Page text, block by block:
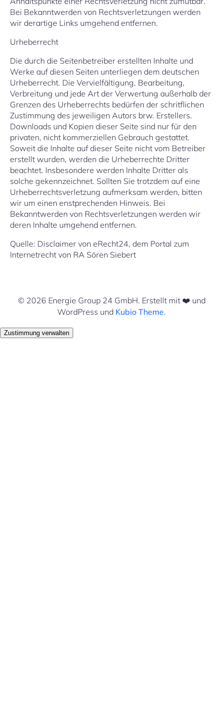
Bei Bekanntwerden von Rechtsverletzungen werden
wir derartige Links umgehend entfernen.
Urheberrecht
Die durch die Seitenbetreiber erstellten Inhalte und
Werke auf diesen Seiten unterliegen dem deutschen
Urheberrecht. Die Vervielfältigung, Bearbeitung,
Verbreitung und jede Art der Verwertung außerhalb der
Grenzen des Urheberrechts bedürfen der schritflichen
Zustimmung des jeweiligen Autors brw. Erstellers.
Downloads und Kopien dieser Seite sind nur für den
privaten, nicht kommerziellen Gebrauch gestattet.
Soweit die Inhalte auf dieser Seite nicht vom Betreiber
erstellt wurden, werden die Urheberrechte Dritter
beachtet. Insbesondere werden Inhalte Dritter als
solche gekennzeichnet. Sollten Sie trotzdem auf eine
Urheberrechtsverletzung aufmerksam werden, bitten
wir um einen enstprechenden Hinweis. Bei
Bekanntwerden von Rechtsverletzungen werden wir
deren Inhalte umgehend entfernen.
Quelle: Disclaimer von eRecht24, dem Portal zum
Internetrecht von RA Sören Siebert
© 2026 Energie Group 24 GmbH. Erstellt mit ❤️ und
WordPress und Kubio Theme.
Zustimmung verwalten